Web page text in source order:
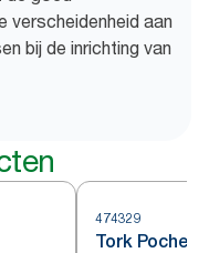
verscheidenheid aan
bij de inrichting van
474329
Tork